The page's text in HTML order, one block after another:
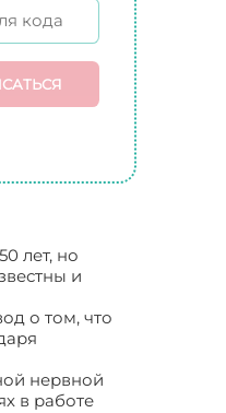
лет, но
и
о том, что
нервной
в работе